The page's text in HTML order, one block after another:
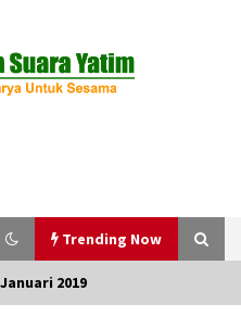
Trending Now
2019